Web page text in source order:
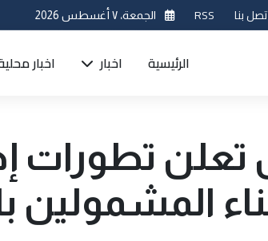
بنا RSS الجمعة، ٧ أغسطس 2026
الرئيسية اخبار اخبار
تعلن تطورات
المشمولين